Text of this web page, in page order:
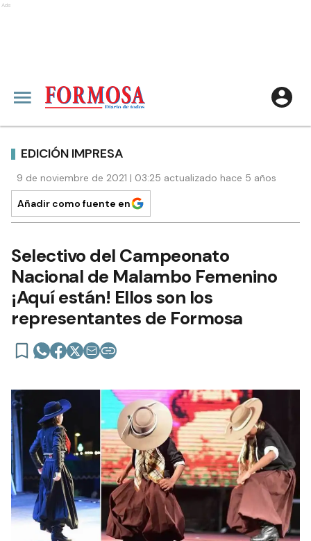
Ads
EDICIÓN IMPRESA
9 de noviembre de 2021 | 03:25 actualizado hace 5 años
Añadir como fuente en
Selectivo del Campeonato
Nacional de Malambo Femenino
¡Aquí están! Ellos son los
representantes de Formosa